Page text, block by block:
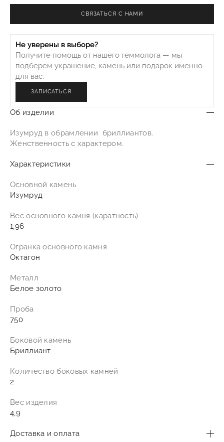
CВЯЗАТЬСЯ С НАМИ
Не уверены в выборе?
Получите помощь от нашего геммолога — мы
подберем украшение, камень или подарок именно
для вас.
ЗАПИСАТЬСЯ
Об изделии
Изумруд в обрамлении бриллиантов.
Женственность с характером.
Характеристики
Основной камень
Изумруд
Вес основного камня (каратность)
1,96
Огранка основного камня
Октагон
Металл
Белое золото
Проба
750
Боковой камень
Бриллиант
Количество боковых камней
2
Вес изделия
4,9
Доставка и оплата